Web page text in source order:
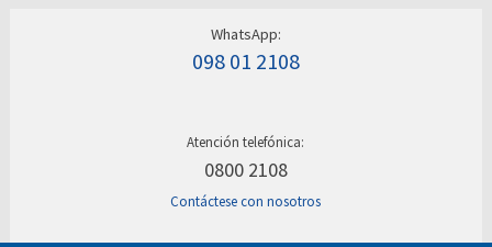
WhatsApp:
098 01 2108
Atención telefónica:
0800 2108
Contáctese con nosotros